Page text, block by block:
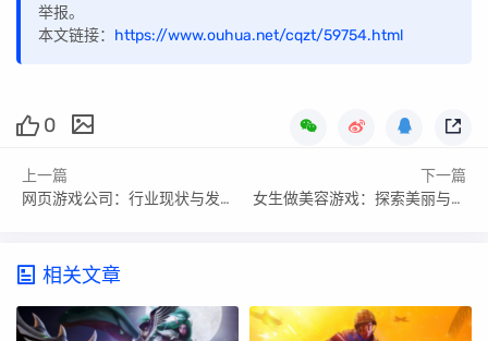
举报。
本文链接： https://www.ouhua.net/cqzt/59754.html
0
上一篇
网页游戏公司：行业现状与发展前景
下一篇
女生做美容游戏：探索美丽与乐趣的完美结合
相关文章